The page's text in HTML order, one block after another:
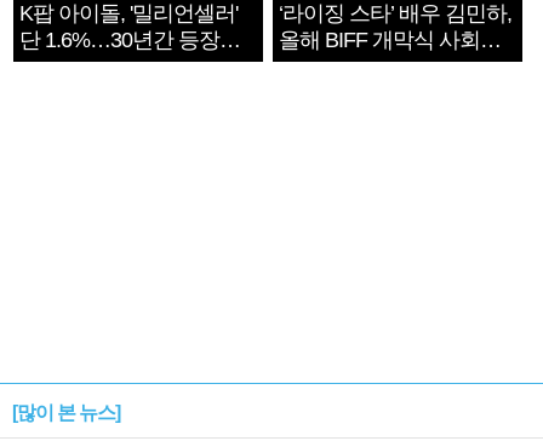
K팝 아이돌, '밀리언셀러'
단 1.6%…30년간 등장
1182개팀 전수조사
‘라이징 스타’ 배우 김민하,
올해 BIFF 개막식 사회자
확정
[많이 본 뉴스]